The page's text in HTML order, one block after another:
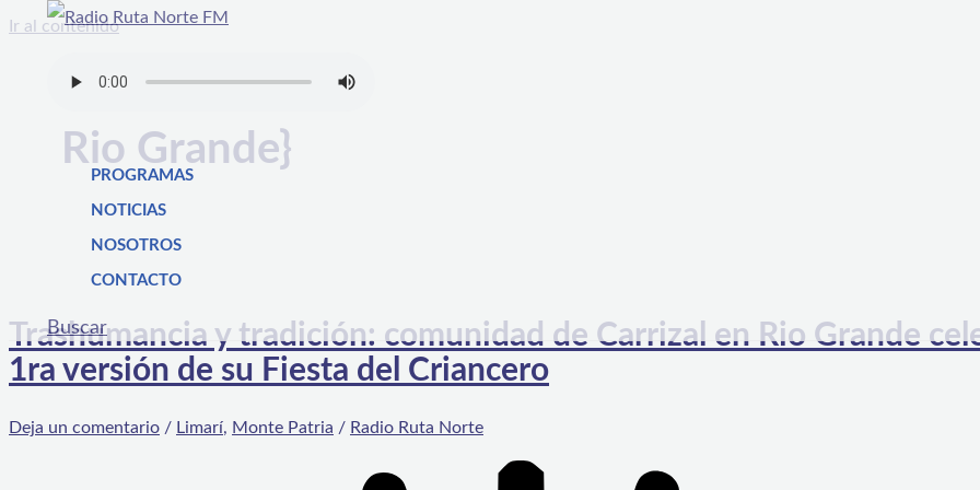
Ir al contenido
PROGRAMAS
NOTICIAS
NOSOTROS
CONTACTO
Buscar
Rio Grande}
Trashumancia y tradición: comunidad de Carrizal en Rio Grande
1ra versión de su Fiesta del Criancero
Deja un comentario / Limarí, Monte Patria / Radio Ruta Norte